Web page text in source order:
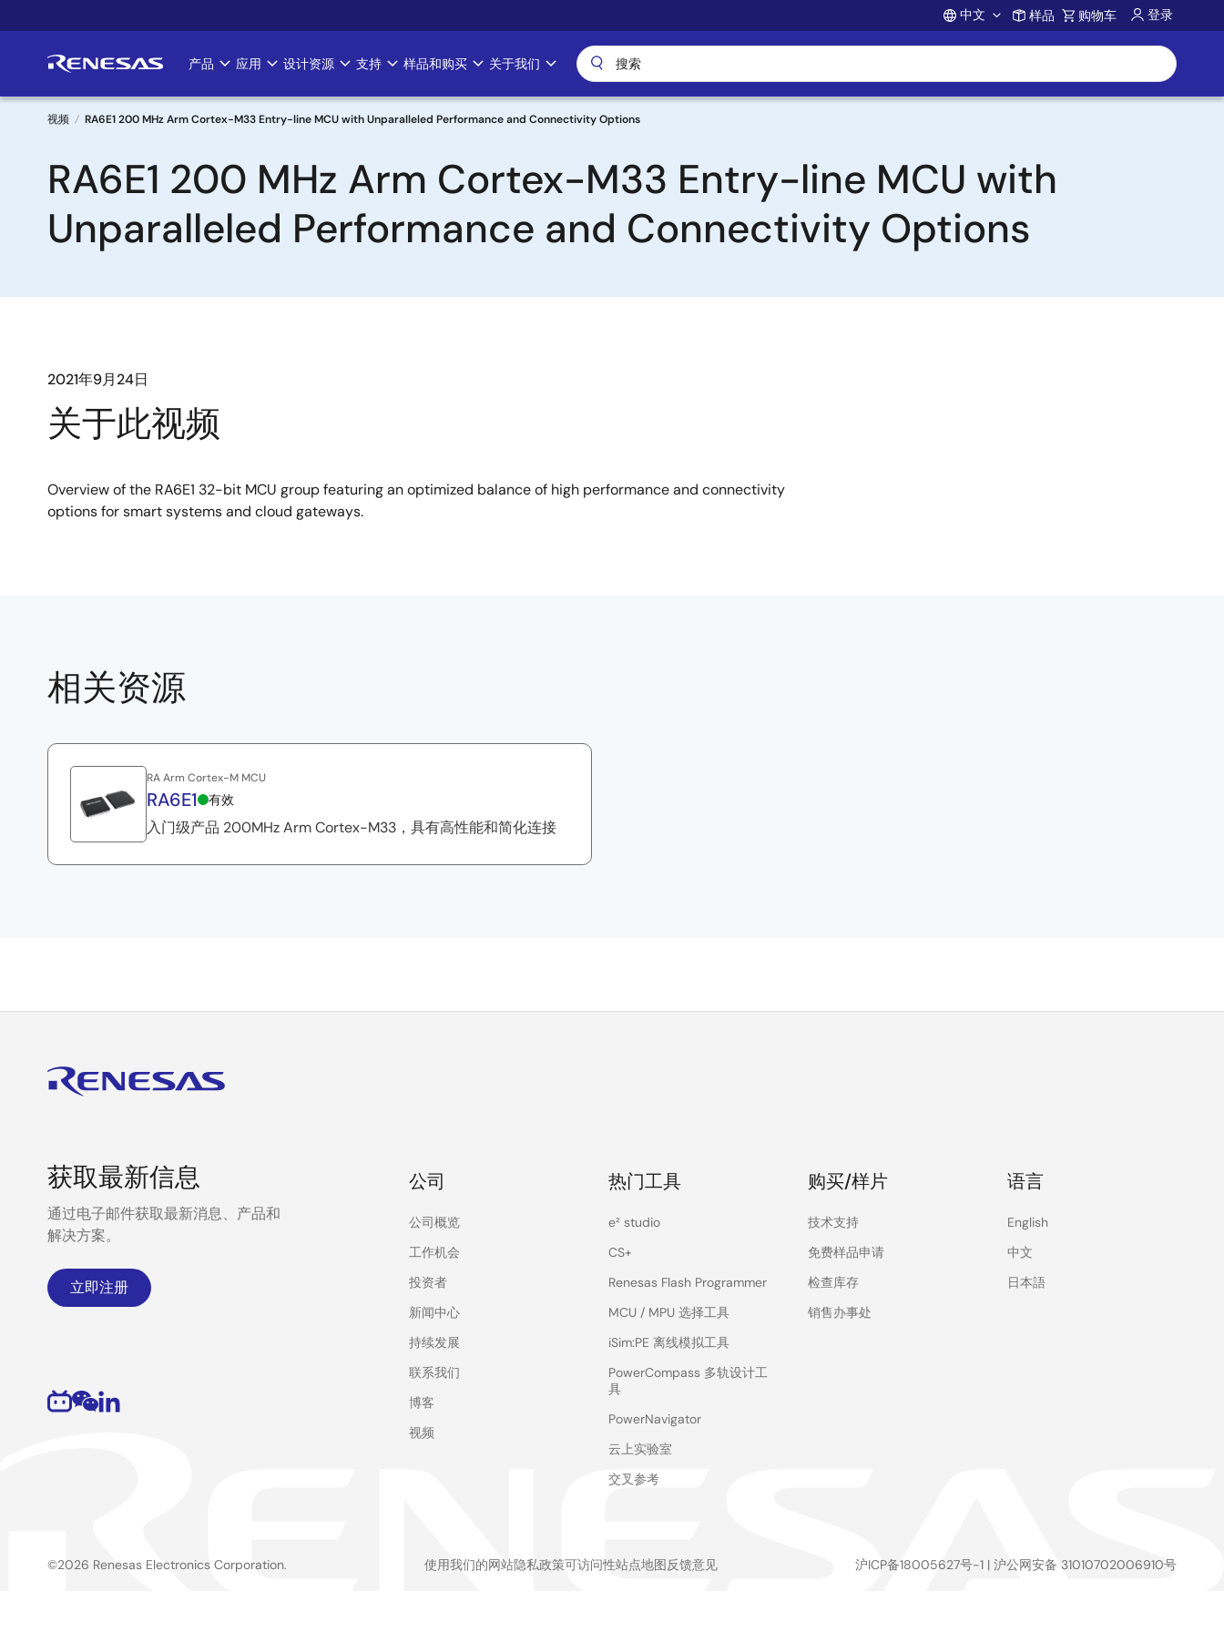
转
要
Account
中文 样品 购物车 登录
Main
navigation
产品 应用 设计资源 支持 样品和购买 关于我们
面
包
屑
视频 RA6E1 200 MHz Arm Cortex-M33 Entry-line MCU with Unparalleled Performance and Connectivity Options
RA6E1 200 MHz Arm Cortex-M33 Entry-line MCU with
Unparalleled Performance and Connectivity Options
2021年9月24日
关于此视频
Overview of the RA6E1 32-bit MCU group featuring an optimized balance of high performance and connectivity
options for smart systems and cloud gateways.
相关资源
RA Arm Cortex-M MCU
RA6E1 有效
入门级产品 200MHz Arm Cortex-M33，具有高性能和简化连接
获取最新信息
通过电子邮件获取最新消息、产品和
解决方案。
立即注册
公司
公司概览
工作机会
投资者
新闻中心
持续发展
联系我们
博客
视频
热门工具
e² studio
CS+
Renesas Flash Programmer
MCU / MPU 选择工具
iSim:PE 离线模拟工具
PowerCompass 多轨设计工
具
PowerNavigator
云上实验室
交叉参考
购买/样片
技术支持
免费样品申请
检查库存
销售办事处
语言
English
中文
日本語
©2026 Renesas Electronics Corporation. 使用我们的网站隐私政策可访问性站点地图反馈意见 沪ICP备18005627号-1 | 沪公网安备 31010702006910号